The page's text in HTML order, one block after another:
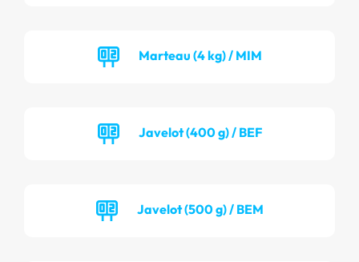
Marteau (4 kg) / MIM
Javelot (400 g) / BEF
Javelot (500 g) / BEM